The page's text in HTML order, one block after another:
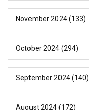
November 2024(133)
October 2024(294)
September 2024(140)
August 2024(172)